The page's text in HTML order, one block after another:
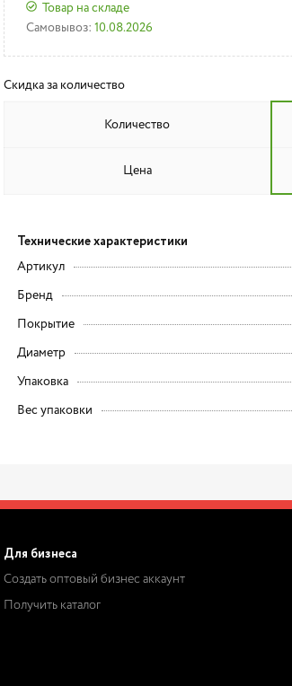
Товар на складе
Самовывоз: 10.08.2026
Скидка за количество
Количество
Цена
Технические характеристики
Артикул
Бренд
Покрытие
Диаметр
Упаковка
Вес упаковки
Для бизнеса
Создать оптовый бизнес аккаунт
Получить каталог